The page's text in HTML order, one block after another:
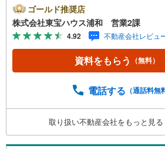
ト！営業時間:7:00～22:00（年中
お電話でのお問い合わせがスムー
お気軽にご連絡下さい！東宝ハウ
ズグループ 東宝ハウス浦和 特
ハウス浦和の住宅ローン■変動
宅ローン金利優遇割の最大適用
の差額:303万円※2026年7月末実
宝ハウスのライフパートナーが
ング、かけつけサポート、Club
ービスがございます
ゴールド推奨店
株式会社東宝ハウス浦和 営業2課
4.92 不動産会社レビュ
資料をもらう （無料）
電話する （通話料無
取り扱い不動産会社をもっと見る